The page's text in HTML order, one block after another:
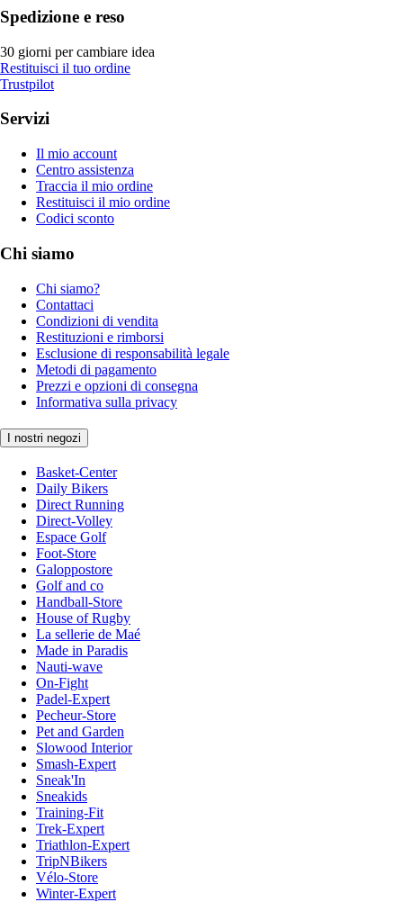
Spedizione e reso
30 giorni per cambiare idea
Restituisci il tuo ordine
Trustpilot
Servizi
Il mio account
Centro assistenza
Traccia il mio ordine
Restituisci il mio ordine
Codici sconto
Chi siamo
Chi siamo?
Contattaci
Condizioni di vendita
Restituzioni e rimborsi
Esclusione di responsabilità legale
Metodi di pagamento
Prezzi e opzioni di consegna
Informativa sulla privacy
I nostri negozi
Basket-Center
Daily Bikers
Direct Running
Direct-Volley
Espace Golf
Foot-Store
Galoppostore
Golf and co
Handball-Store
House of Rugby
La sellerie de Maé
Made in Paradis
Nauti-wave
On-Fight
Padel-Expert
Pecheur-Store
Pet and Garden
Slowood Interior
Smash-Expert
Sneak'In
Sneakids
Training-Fit
Trek-Expert
Triathlon-Expert
TripNBikers
Vélo-Store
Winter-Expert